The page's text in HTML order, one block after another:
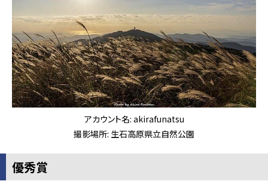
アカウント名: akirafunatsu
撮影場所: 生石高原県立自然公園
優秀賞